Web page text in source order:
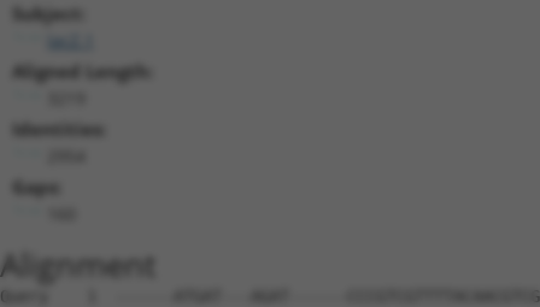
Subject:
lacZ.1
Aligned Length:
Identities:
Gaps:
Alignment
Query    1  ------ATGAT---AGAT------CCCGTCGTTTTACAACGTCGTGACTGGGAAAACCCTGGCGTTACCCAACT  59
                  |||||   .|||      .|||||||.|||||||||||||||||||||||||||||||||||||||||
Sbjct    1  ATGACTATGATTACGGATTCTCTGGCCGTCGTATTACAACGTCGTGACTGGGAAAACCCTGGCGTTACCCAACT  74

Query   60  TAATCGCCTTGCAGCACATCCCCCTTTCGCCAGCTGGCGTAATAGCGAAGAGGCCCGCACCGATCGCCCTTCCC  133
            ||||||||||||.|||||||||||||||||||||||||||||||||||||||||||||||||||||||||||||
Sbjct   75  TAATCGCCTTGCGGCACATCCCCCTTTCGCCAGCTGGCGTAATAGCGAAGAGGCCCGCACCGATCGCCCTTCCC  148

Query  134  AACAGTTGCGCAGCCTGAATGGCGAATGGCGCTTTGCCTGGTTTCCGGCACCAGAAGCGGTGCCGGAAAGCTGG  207
            ||||||||||||||||||||||||||||||||||||||||||||||||||||||||||||||||||||||||||
Sbjct  149  AACAGTTGCGCAGCCTGAATGGCGAATGGCGCTTTGCCTGGTTTCCGGCACCAGAAGCGGTGCCGGAAAGCTGG  222

Query  208  CTGGAGTGCGATCTTCCTGAGGCCGATACTGTCGTCGTCCCCTCAAACTGGCAGATGCACGGTTACGATGCGCC  281
            ||||||||||||||||||||.|||||||||||||||||||||||||||||||||||||||||||||||||||||
Sbjct  223  CTGGAGTGCGATCTTCCTGACGCCGATACTGTCGTCGTCCCCTCAAACTGGCAGATGCACGGTTACGATGCGCC  296

Query  282  CATCTACACCAACGTGACCTATCCCATTACGGTCAATCCGCCGTTTGTTCCCACGGAGAATCCGACGGGTTGTT  355
            .|||||||||||||||||||||||||||||||||||||||||||||||||||.|||||||||||||.|||||||
Sbjct  297  TATCTACACCAACGTGACCTATCCCATTACGGTCAATCCGCCGTTTGTTCCCGCGGAGAATCCGACAGGTTGTT  370

Query  356  ACTCGCTCACATTTAATGTTGATGAAAGCTGGCTACAGGAAGGCCAGACGCGAATTATTTTTGATGGCGTTAAC  429
            |||||||||||||||||.||||||||||||||||||||||||||||||||||||||||||||||||||||||||
Sbjct  371  ACTCGCTCACATTTAATATTGATGAAAGCTGGCTACAGGAAGGCCAGACGCGAATTATTTTTGATGGCGTTAAC  444

Query  430  TCGGCGTTTCATCTGTGGTGCAACGGGCGCTGGGTCGGTTACGGCCAGGACAGTCGTTTGCCGTCTGAATTTGA  503
            |||||||||||||||||||||||||||||||||||||||||||||||||||||.||.|||||||||||||||||
Sbjct  445  TCGGCGTTTCATCTGTGGTGCAACGGGCGCTGGGTCGGTTACGGCCAGGACAGCCGMTTGCCGTCTGAATTTGA  518

Query  504  CCTGAGCGCATTTTTACGCGCCGGAGAAAACCGCCTCGCGGTGATGGTGCTGCGCTGGAGTGACGGCAGTTATC  577
            ||||||||||||||||||||||||||||||||||||||||||||||||||||||||||||||||||||||||||
Sbjct  519  CCTGAGCGCATTTTTACGCGCCGGAGAAAACCGCCTCGCGGTGATGGTGCTGCGCTGGAGTGACGGCAGTTATC  592

Query  578  TGGAAGATCAGGATATGTGGCGGATGAGCGGCATTTTCCGTGACGTCTCGTTGCTGCATAAACCGACTACACAA  651
            |||||||||||||||||||||||||||||||||||||||||||||||||||||||||||||||||||.||.|||
Sbjct  593  TGGAAGATCAGGATATGTGGCGGATGAGCGGCATTTTCCGTGACGTCTCGTTGCTGCATAAACCGACCACGCAA  666

Query  652  ATCAGCGATTTCCATGTTGCCACTCGCTTTAATGATGATTTCAGCCGCGCTGTACTGGAGGCTGAAGTTCAGAT  725
            ||||||||||||||.|||.||||||.||||||||||||||||||||||||.|||||||||||.|||||||||||
Sbjct  667  ATCAGCGATTTCCAAGTTACCACTCTCTTTAATGATGATTTCAGCCGCGCGGTACTGGAGGCAGAAGTTCAGAT  740

Query  726  GTGCGGCGAGTTGCGTGACTACCTACGGGTAACAGTTTCTTTATGGCAGGGTGAAACGCAGGTCGCCAGCGGCA  799
            ||.|||||||.||||.||..|.||.|||||.||.||||||||.|||||||||||||||||||||||||||||||
Sbjct  741  GTACGGCGAGCTGCGCGATGAACTGCGGGTGACGGTTTCTTTGTGGCAGGGTGAAACGCAGGTCGCCAGCGGCA  814

Query  800  CCGCGCCTTTCGGCGGTGAAATTATCGATGAGCGTGGTGGTTATGCCGATCGCGTCACACTACGTCTGAACGTC  873
            |||||||||||||||||||||||||||||||||||||.||||||||||||||||||||||||||.||||||||.
Sbjct  815  CCGCGCCTTTCGGCGGTGAAATTATCGATGAGCGTGGCGGTTATGCCGATCGCGTCACACTACGCCTGAACGTT  888

Query  874  GAAAACCCGAAACTGTGGAGCGCCGAAATCCCGAATCTCTATCGTGCGGTGGTTGAACTGCACACCGCCGACGG  947
            |||||.|||.|||||||||||||||||||||||||||||||||||||.||||||||||||||||||||||||||
Sbjct  889  GAAAATCCGGAACTGTGGAGCGCCGAAATCCCGAATCTCTATCGTGCAGTGGTTGAACTGCACACCGCCGACGG  962

Query  948  CACGCTGATTGAAGCAGAAGCCTGCGATGTCGGTTTCCGCGAGGTGCGGATTGAAAATGGTCTGCTGCTGCTGA  1021
            |||||||||||||||||||||||||||.||||||||||||||||||||||||||||||||||||||||||||||
Sbjct  963  CACGCTGATTGAAGCAGAAGCCTGCGACGTCGGTTTCCGCGAGGTGCGGATTGAAAATGGTCTGCTGCTGCTGA  1036

Query 1022  ACGGCAAGCCGTTGCTGATTCGAGGCGTTAACCGTCACGAGCATCATCCTCTGCATGGTCAGGTCATGGATGAG  1095
            ||||||||||||||||||||||.|||||||||||||||||||||||||||||||||||||||||||||||||||
Sbjct 1037  ACGGCAAGCCGTTGCTGATTCGCGGCGTTAACCGTCACGAGCATCATCCTCTGCATGGTCAGGTCATGGATGAG  1110

Query 1096  CAGACGATGGTGCAGGATATCCTGCTGATGAAGCAGAACAACTTTAACGCCGTGCGCTGTTCGCATTATCCGAA  1169
            ||||||||||||||||||||||||||||||||||||||||||||||||||||||||||||||||||||||||||
Sbjct 1111  CAGACGATGGTGCAGGATATCCTGCTGATGAAGCAGAACAACTTTAACGCCGTGCGCTGTTCGCATTATCCGAA  1184

Query 1170  CCATCCGCTGTGGTACACGCTGTGCGACCGCTACGGCCTGTATGTGGTGGATGAAGCCAATATTGAAACCCACG  1243
            ||||||||||||||||||||||||||||||||||||||||||||||||||||||||||||||||||||||||||
Sbjct 1185  CCATCCGCTGTGGTACACGCTGTGCGACCGCTACGGCCTGTATGTGGTGGATGAAGCCAATATTGAAACCCACG  1258

Query 1244  GCATGGTGCCAATGAATCGTCTGACCGATGATCCGCGCTGGCTACCGGCGATGAGCGAACGCGTAACGCGAATG  1317
            ||||||||||||||||||||||||||||||||||||||||||||||.|||||||||||||||||||||||.|||
Sbjct 1259  GCATGGTGCCAATGAATCGTCTGACCGATGATCCGCGCTGGCTACCCGCGATGAGCGAACGCGTAACGCGGATG  1332

Query 1318  GTGCAGCGCGATCGTAATCACCCGAGTGTGATCATCTGGTCGCTGGGGAATGAATCAGGCCACGGCGCTAATCA  1391
            ||||||||||||||||||||||||||||||||||||||||||||||||||||||||||||||||||||||||||
Sbjct 1333  GTGCAGCGCGATCGTAATCACCCGAGTGTGATCATCTGGTCGCTGGGGAATGAATCAGGCCACGGCGCTAATCA  1406

Query 1392  CGACGCGCTGTATCGCTGGATCAAATCTGTCGATCCTTCCCGCCCGGTGCAGTATGAAGGCGGCGGAGCCGACA  1465
            ||||||||||||||||||||||||||||||||||||||||||||||||.|||||||||||||||||||||||||
Sbjct 1407  CGACGCGCTGTATCGCTGGATCAAATCTGTCGATCCTTCCCGCCCGGTACAGTATGAAGGCGGCGGAGCCGACA  1480

Query 1466  CCACGGCCACCGATATTATTTGCCCGATGTACGCGCGCGTGGATGAAGACCAGCCCTTCCCGGCTGTGCCGAAA  1539
            ||||||||||||||||||||||||||||||||||||||||||||||||||||||||||||||||.|||||||||
Sbjct 1481  CCACGGCCACCGATATTATTTGCCCGATGTACGCGCGCGTGGATGAAGACCAGCCCTTCCCGGCGGTGCCGAAA  1554

Query 1540  TGGTCCATCAAAAAATGGCTTTCGCTACCTGGAGAGACGCGCCCGCTGATCCTTTGCGAATACGCCCACGCGAT  1613
            ||||||||||||||||||||||||||.||||||||.|.||||||||||||||||||||||||.|||||||||||
Sbjct 1555  TGGTCCATCAAAAAATGGCTTTCGCTGCCTGGAGAAATGCGCCCGCTGATCCTTTGCGAATATGCCCACGCGAT  1628

Query 1614